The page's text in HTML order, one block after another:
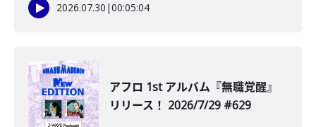
2026.07.30 |00:05:04
アフロ 1st アルバム『無職覚醒』
リリース！ 2026/7/29 #629